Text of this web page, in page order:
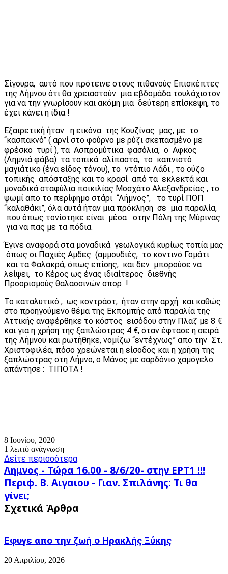
Σίγουρα, αυτό που πρότεινε στους πιθανούς Επισκέπτες
της Λήμνου ότι θα χρειαστούν μια εβδομάδα τουλάχιστον
για να την γνωρίσουν και ακόμη μια δεύτερη επίσκεψη, το
έχει κάνει η ίδια !
Εξαιρετική ήταν η εικόνα της Κουζίνας μας, με το
“κασπακνό” ( αρνί στο φούρνο με ρύζι σκεπασμένο με
φρέσκο τυρί ), τα Ασπρομύτικα φασόλια, ο Αφκος
(Λημνιά φάβα) τα τοπικά αλίπαστα, το καπνιστό
μαγιάτικο (ένα είδος τόνου), το ντόπιο Λάδι , το ούζο
τοπικής απόσταξης και το κρασί από τα εκλεκτά και
μοναδικά σταφύλια ποικιλίας Μοσχάτο Αλεξανδρείας , το
ψωμί απο το περίφημο στάρι “Λήμνος”, το τυρί ΠΟΠ
“καλαθάκι”, όλα αυτά ήταν μια πρόκληση σε μια παραλία,
που όπως τονίστηκε είναι μέσα στην Πόλη της Μύρινας
για να πας με τα πόδια.
Έγινε αναφορά στα μοναδικά γεωλογικά κυρίως τοπία μας
όπως οι Παχιές Αμδες (αμμουδιές, το κοντινό Γομάτι
και τα Φαλακρά, όπως επίσης, και δεν μπορούσε να
λείψει, το Κέρος ως ένας ιδιαίτερος διεθνής
Προορισμούς θαλασσινών σπορ !
Το καταλυτικό , ως κοντράστ, ήταν στην αρχή και καθώς
στο προηγούμενο θέμα της Εκπομπής από παραλία της
Αττικής αναφέρθηκε το κόστος εισόδου στην Πλαζ με 8 €
και για η χρήση της ξαπλώστρας 4 €, όταν έφτασε η σειρά
της Λήμνου και ρωτήθηκε, νομίζω “εντέχνως” απο την Στ.
Χριστοφιλέα, πόσο χρεώνεται η είσοδος και η χρήση της
ξαπλώστρας στη Λήμνο, ο Μάνος με σαρδόνιο χαμόγελο
απάντησε : ΤΙΠΟΤΑ !
8 Ιουνίου, 2020
1 λεπτό ανάγνωση
Δείτε περισσότερα
Λημνος
-
Τώρα
16.00
-
8/6/20-
ΕΡΤ1
!!!
Λημνος - Τώρα 16.00 - 8/6/20- στην ΕΡΤ1 !!!
Περιφ.
Β.
Αιγαιου
-
Τι
θα
γίνει;
Περιφ. Β. Αιγαιου - Γιαν. Σπιλάνης: Τι θα
γίνει;
Σχετικά Άρθρα
Εφυγε απο την ζωή o Ηρακλής Ξύκης
20 Απριλίου, 2026